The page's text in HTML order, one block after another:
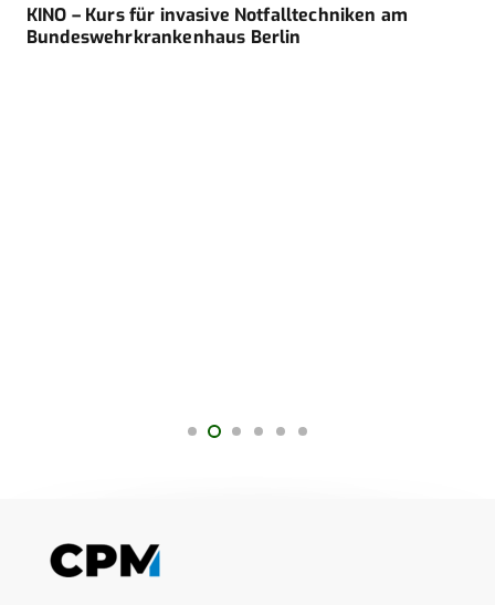
KINO – Kurs für invasive Notfalltechniken am
Bundeswehrkrankenhaus Berlin